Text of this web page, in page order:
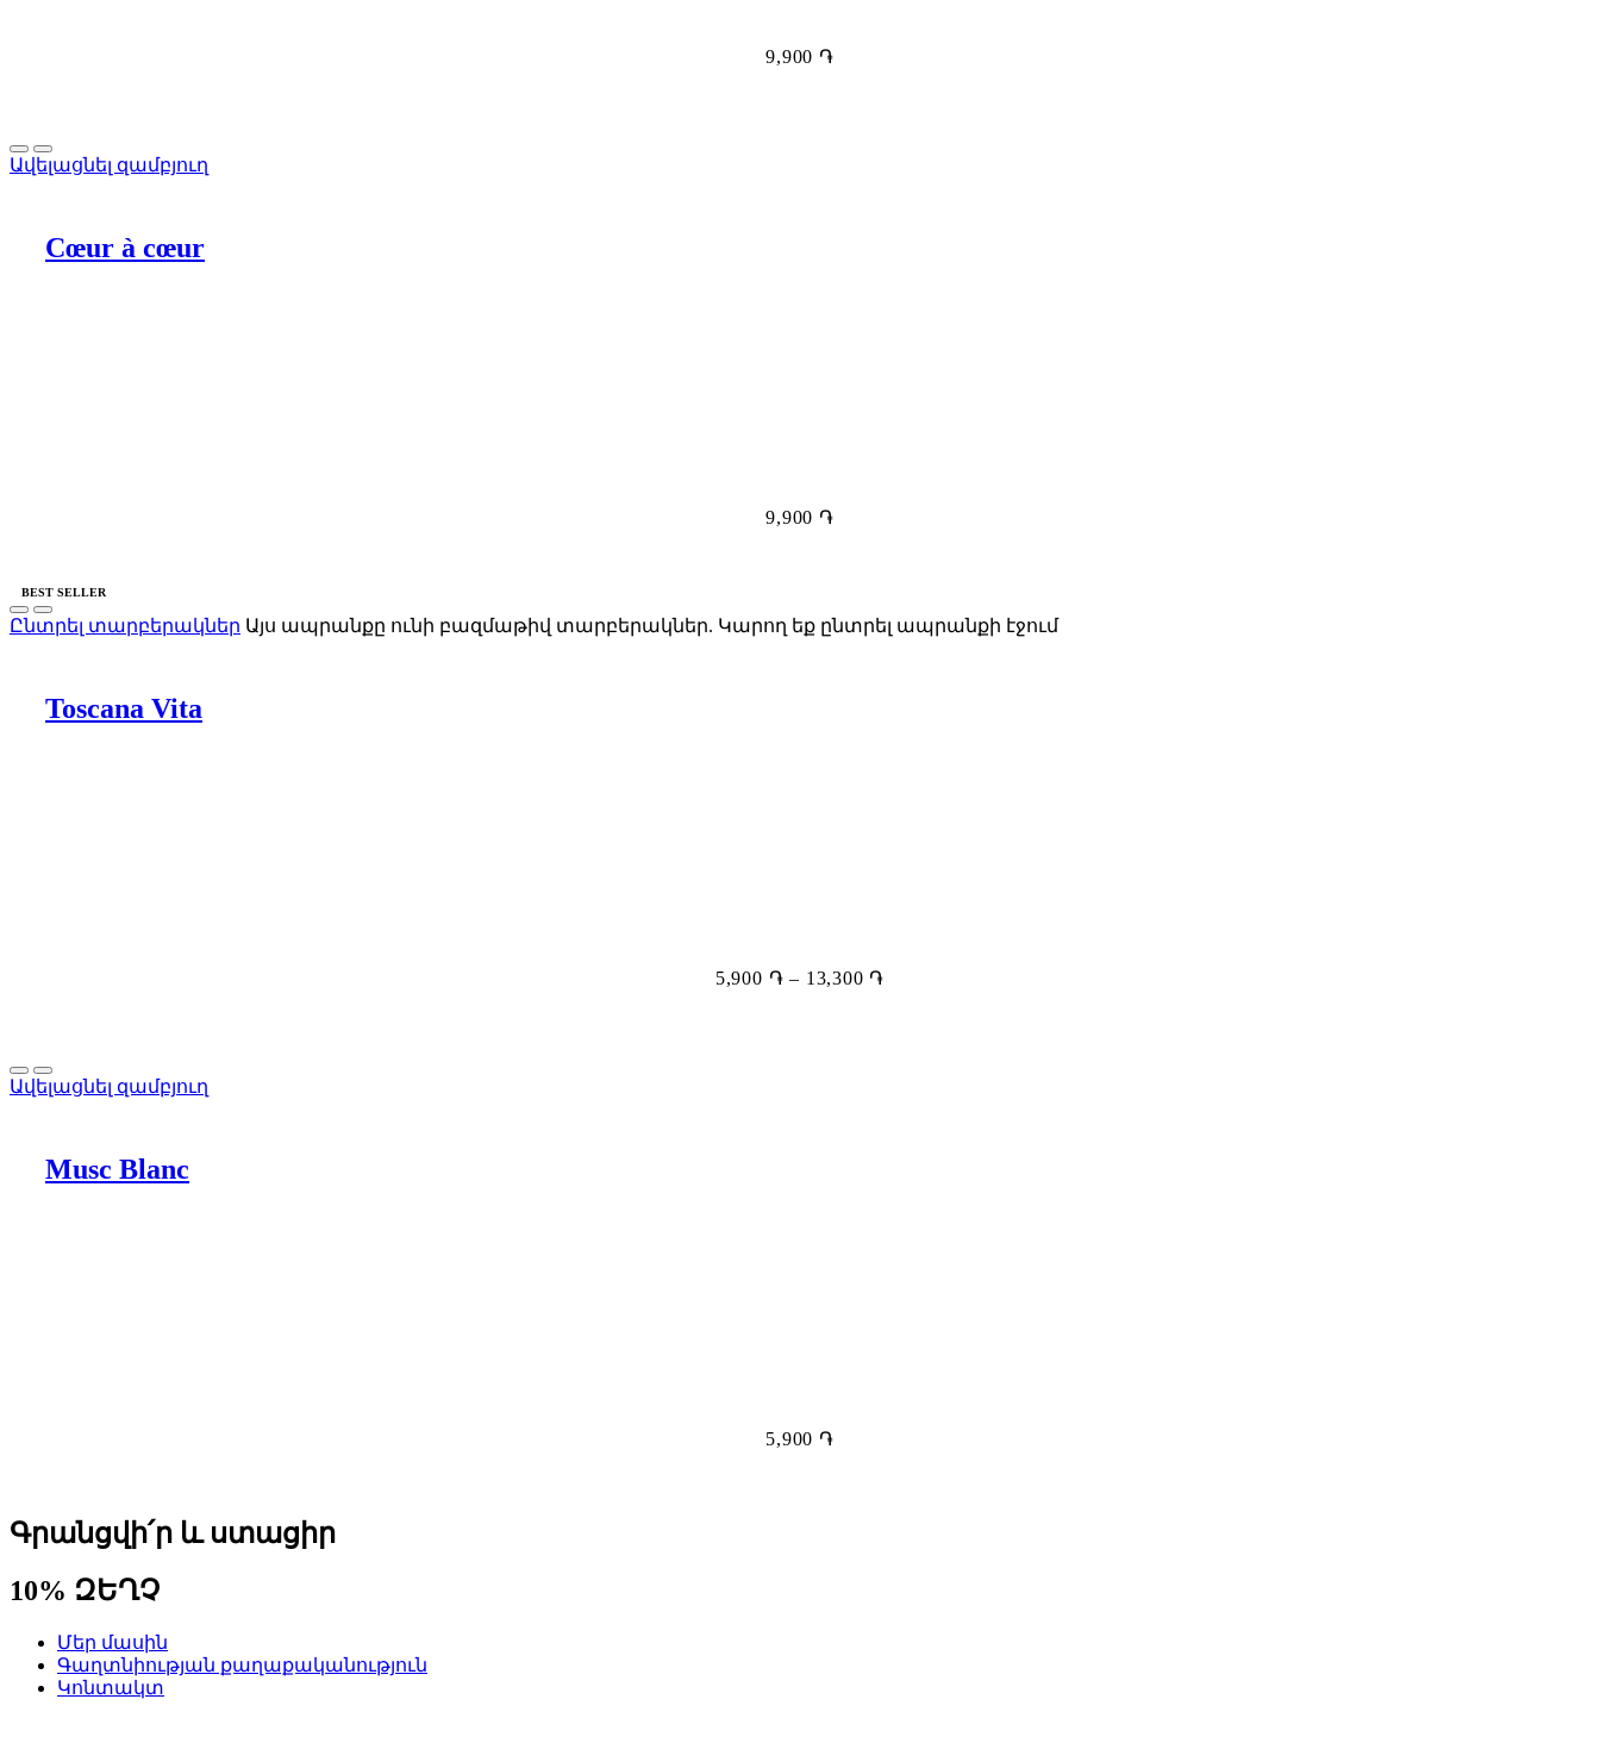
9,900 ֏
Ավելացնել զամբյուղ
Cœur à cœur
9,900 ֏
BEST SELLER
Ընտրել տարբերակներ Այս ապրանքը ունի բազմաթիվ տարբերակներ. Կարող եք ընտրել ապրանքի էջում
Toscana Vita
5,900 ֏ – 13,300 ֏
Ավելացնել զամբյուղ
Musc Blanc
5,900 ֏
Գրանցվի՛ր և ստացիր
10% ԶԵՂՉ
Մեր մասին
Գաղտնիության քաղաքականություն
Կոնտակտ